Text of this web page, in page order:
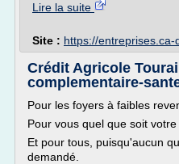
Lire la suite
Site : https://entreprises.ca-
Crédit Agricole
complementaire-
Pour les foyers à faibles
Pour vous quel que soit votre
Et pour tous, puisqu'aucun
demandé.